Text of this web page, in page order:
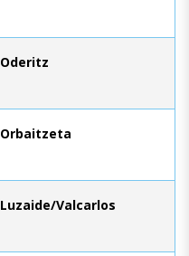
Oderitz
Orbaitzeta
Luzaide/Valcarlos